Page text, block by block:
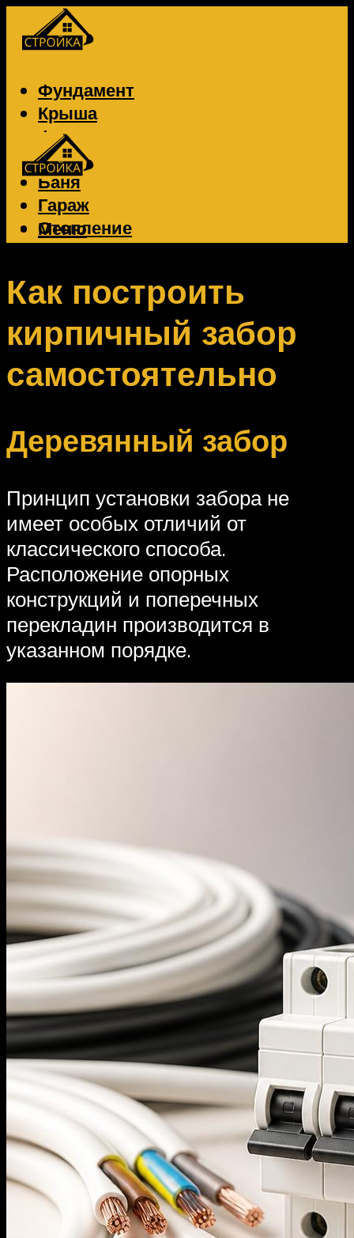
Фундамент
Крыша
Фасад
Забор
Баня
Гараж
Отопление
Вентиляция
Меню
Меню
Как построить
кирпичный забор
самостоятельно
Деревянный забор
Принцип установки забора не
имеет особых отличий от
классического способа.
Расположение опорных
конструкций и поперечных
перекладин производится в
указанном порядке.